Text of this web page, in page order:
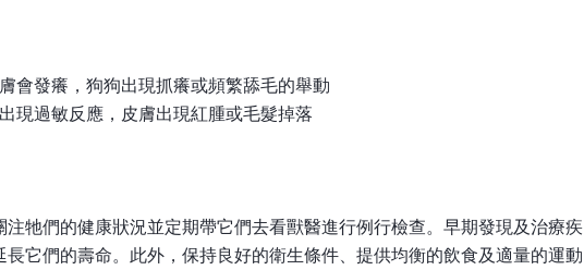
會發癢，狗狗出現抓癢或頻繁舔毛的舉動
現過敏反應，皮膚出現紅腫或毛髮掉落
牠們的健康狀況並定期帶它們去看獸醫進行例行檢查。早期發現及治療疾
它們的壽命。此外，保持良好的衛生條件、提供均衡的飲食及適量的運動